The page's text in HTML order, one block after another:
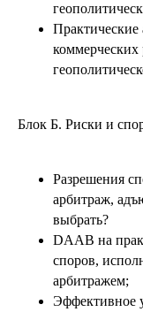
Практические
коммерческих
Блок Б. Риски и
Разрешения
арбитраж,
выбрать?
DAAB на
споров,
арбитражем;
Эффективное